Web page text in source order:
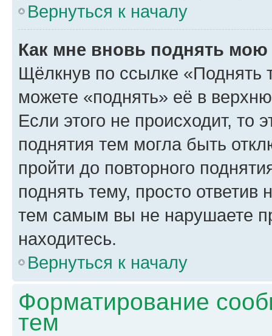
Вернуться к началу
Как мне вновь поднять мою
Щёлкнув по ссылке «Поднять
можете «поднять» её в
Если этого не происходит, то
поднятия тем могла быть
пройти до повторного
поднять тему, просто ответив
тем самым вы не нарушаете
находитесь.
Вернуться к началу
Форматирование
тем